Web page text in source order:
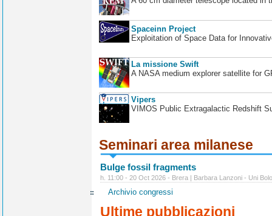
Spaceinn Project
Exploitation of Space Data for
La missione Swift
A NASA medium explorer satellite for
Vipers
VIMOS Public Extragalactic Redshift
Seminari area milanese
Bulge fossil fragments
h. 11:00 - 20 Oct 2026 - Brera | Barbara Lanzoni - Uni
Archivio congressi
Ultime pubblicazioni